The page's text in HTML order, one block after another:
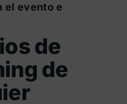
el evento e
de
de